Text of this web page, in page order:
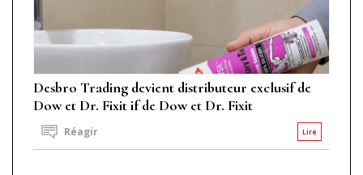
Desbro Trading devient distributeur exclusif de
Dow et Dr. Fixit if de Dow et Dr. Fixit
Lire
Réagir